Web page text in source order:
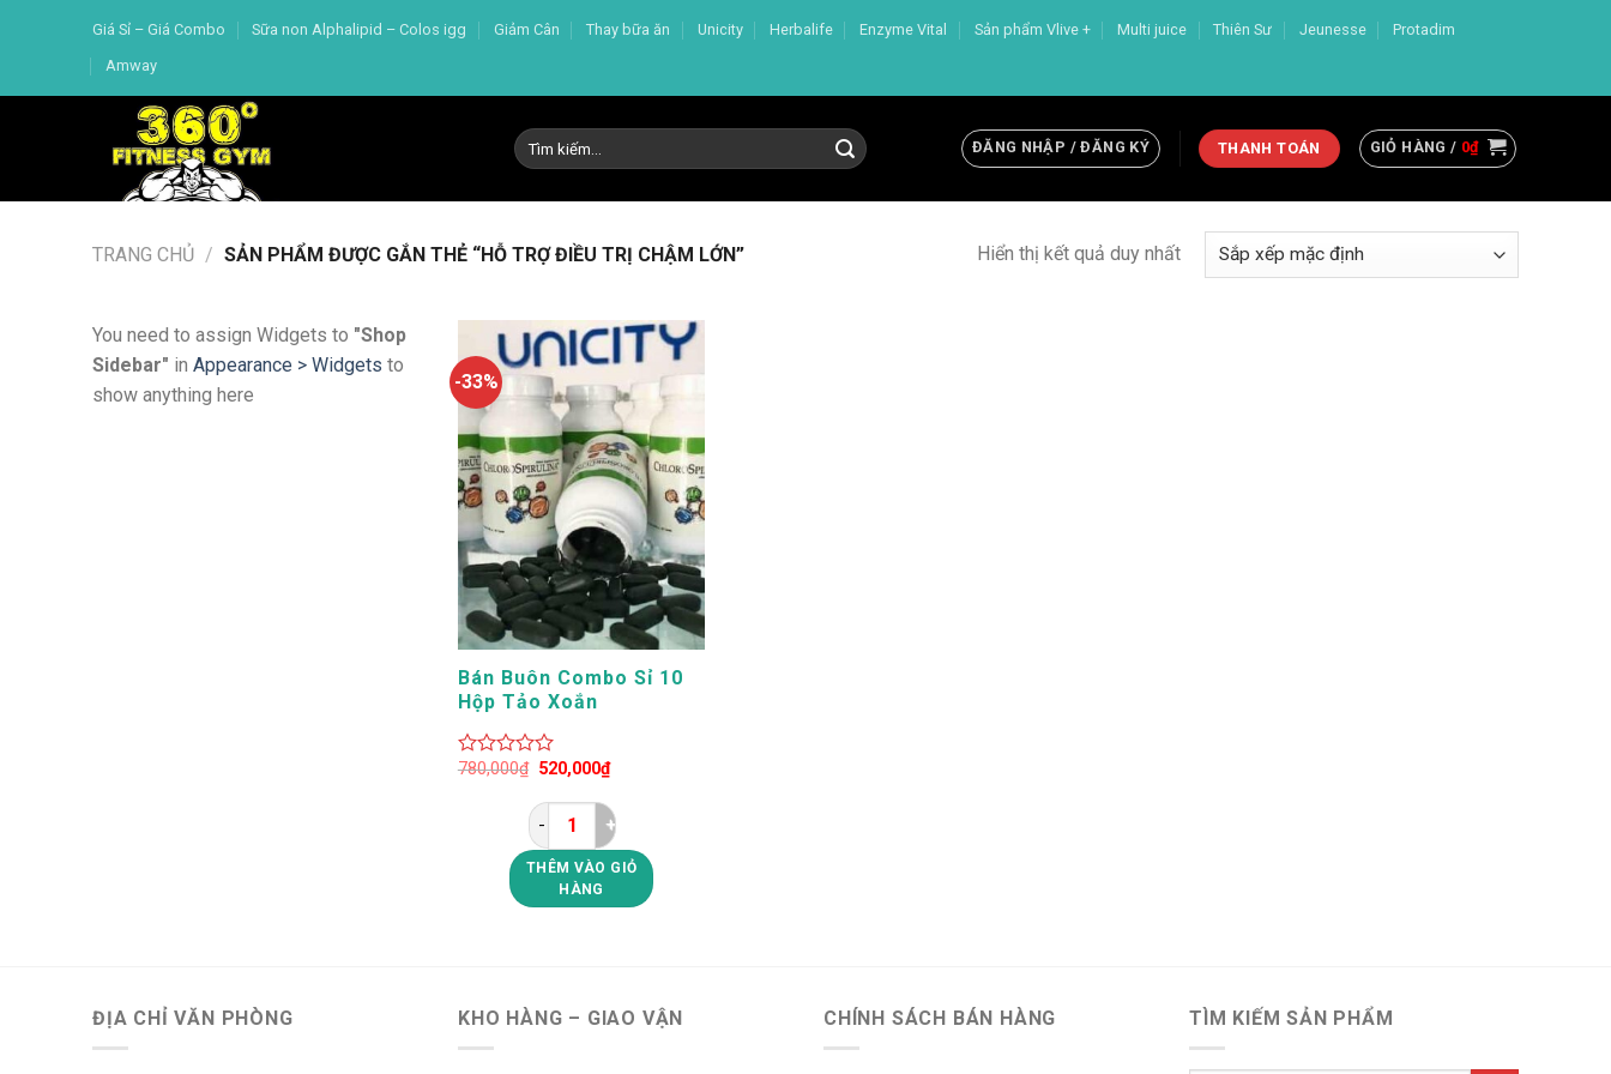
Giá Sỉ – Giá Combo Sữa non Alphalipid – Colos igg Giảm Cân Thay bữa ăn Unicity Herbalife Enzyme Vital Sản phẩm Vlive + Multi juice Thiên Sư Jeunesse
Protadim
Amway
Tìm
kiếm:
ĐĂNG NHẬP / ĐĂNG KÝ THANH TOÁN GIỎ HÀNG / 0₫
TRANG CHỦ / SẢN PHẨM ĐƯỢC GẮN THẺ “HỖ TRỢ ĐIỀU TRỊ CHẬM LỚN” Hiển thị kết quả duy nhất
You need to assign Widgets to "Shop
Sidebar" in Appearance > Widgets to
show anything here
-33%
Bán Buôn Combo Sỉ 10
Hộp Tảo Xoắn
Giá Rẻ
0
780,000₫ Giá
là:
780,000₫.
520,000₫Giá
hiện
là:
520,000₫.
Bán Buôn Combo Sỉ 10 Hộp Tảo Xoắn ChloroSpirulina Unicity Giá Rẻ số lượng
THÊM VÀO GIỎ
HÀNG
ĐỊA CHỈ VĂN PHÒNG KHO HÀNG – GIAO VẬN CHÍNH SÁCH BÁN HÀNG TÌM KIẾM SẢN PHẨM